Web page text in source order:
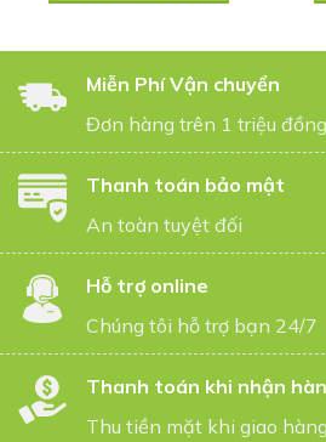
Miễn Phí Vận chuyển
Đơn hàng trên 1 triệu đồng
Thanh toán bảo mật
An toàn tuyệt đối
Hỗ trợ online
Chúng tôi hỗ trợ bạn 24/7
Thanh toán khi nhận
Thu tiền mặt khi giao hàng